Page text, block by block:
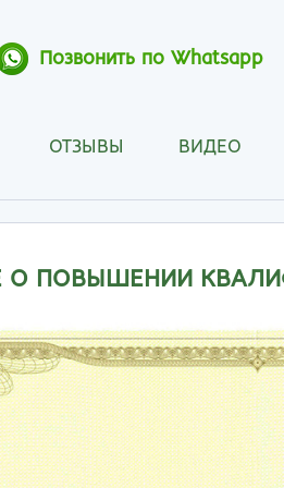
Позвонить по Whatsapp
ОТЗЫВЫ ВИДЕО
Архангельск
Белгород
Бийск
Благовещенск
Братск
Брянск
О ПОВЫШЕНИИ